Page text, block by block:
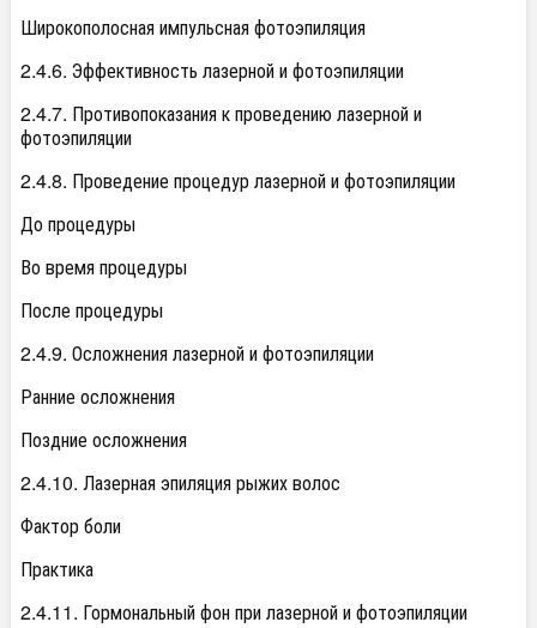
Широкополосная импульсная фотоэпиляция
2.4.6. Эффективность лазерной и фотоэпиляции
2.4.7. Противопоказания к проведению лазерной и
фотоэпиляции
2.4.8. Проведение процедур лазерной и фотоэпиляции
До процедуры
Во время процедуры
После процедуры
2.4.9. Осложнения лазерной и фотоэпиляции
Ранние осложнения
Поздние осложнения
2.4.10. Лазерная эпиляция рыжих волос
Фактор боли
Практика
2.4.11. Гормональный фон при лазерной и фотоэпиляции